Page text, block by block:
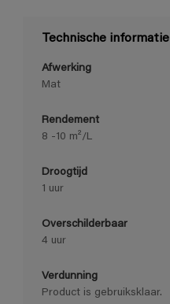
Technische informatie
Afwerking
Mat
Rendement
8 -10 m²/L
Droogtijd
1 uur
Overschilderbaar
4 uur
Verdunning
Product is gebruiksklaar.